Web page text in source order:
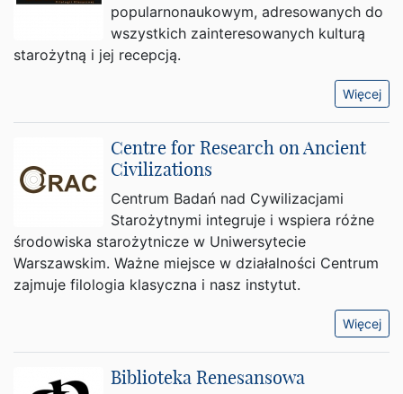
popularnonaukowym, adresowanych do
wszystkich zainteresowanych kulturą
starożytną i jej recepcją.
Więcej
Centre for Research on Ancient
Civilizations
Centrum Badań nad Cywilizacjami
Starożytnymi integruje i wspiera różne
środowiska starożytnicze w Uniwersytecie
Warszawskim. Ważne miejsce w działalności Centrum
zajmuje filologia klasyczna i nasz instytut.
Więcej
Biblioteka Renesansowa